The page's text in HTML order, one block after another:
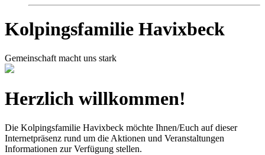
Kolpingsfamilie Havixbeck
Gemeinschaft macht uns stark
Herzlich willkommen!
Die Kolpingsfamilie Havixbeck möchte Ihnen/Euch auf dieser
Internetpräsenz rund um die Aktionen und Veranstaltungen
Informationen zur Verfügung stellen.